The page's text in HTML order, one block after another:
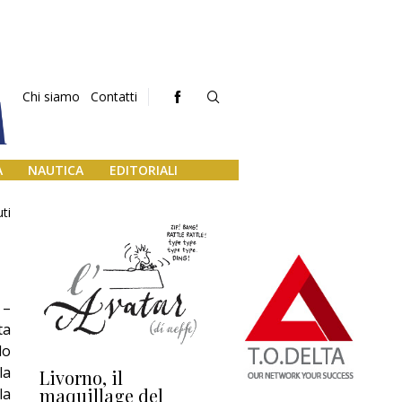
Chi siamo Contatti
NAUTICA EDITORIALI
Livorno, il
maquillage del
L’uscita di scena di